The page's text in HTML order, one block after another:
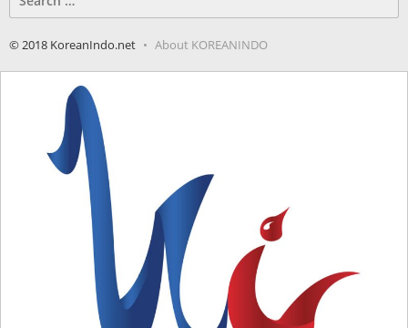
for:
© 2018 KoreanIndo.net About KOREANINDO